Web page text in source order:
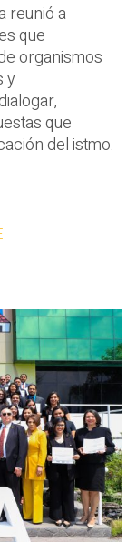
reunió a
que
organismos
y
que
del istmo.